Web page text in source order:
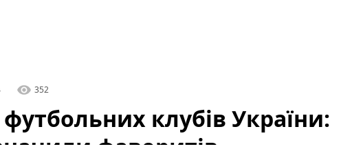
352
клубів України:
фаворитів